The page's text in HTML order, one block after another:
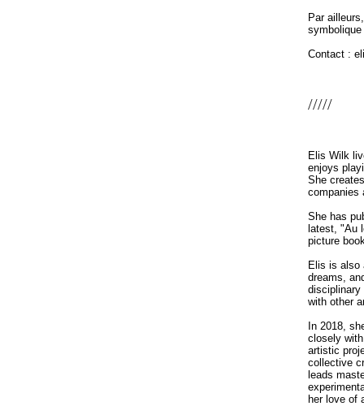
Par
Contact :
/////
Elis Wilk
enjoys
She
companies
She has
latest, "Au
picture
Elis is also
dreams,
with other
In 2018,
closely
artistic
collective
leads
her love of